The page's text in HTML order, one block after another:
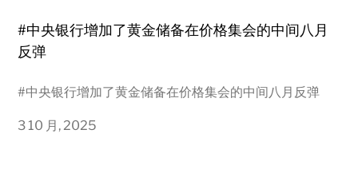
#中央银行增加了黄金储备在价格集会的中间八月
反弹
#中央银行增加了黄金储备在价格集会的中间八月反弹
3 10 月, 2025